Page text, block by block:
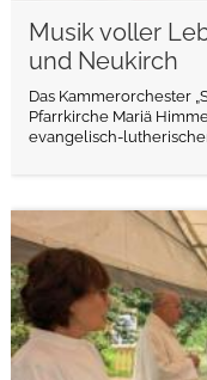
Musik voller
und Neukirch
Das Kammerorchester
Pfarrkirche Mariä
evangelisch-